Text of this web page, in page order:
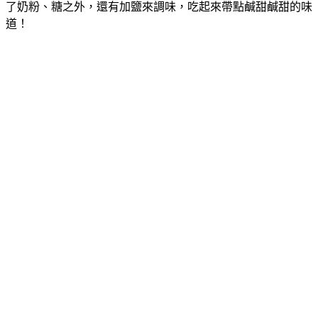
了奶粉、糖之外，還有加鹽來調味，吃起來帶點鹹甜鹹甜的味
道！